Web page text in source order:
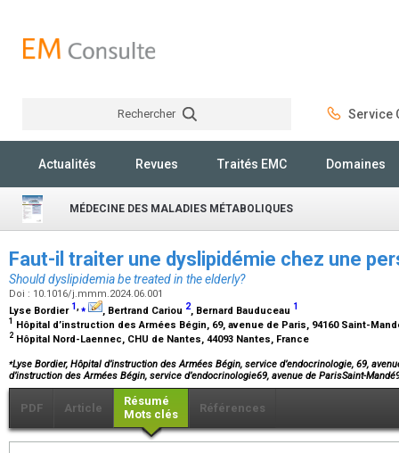
Rechercher Service
Actualités Revues Traités EMC Domaines
MÉDECINE DES MALADIES MÉTABOLIQUES
Faut-il traiter une dyslipidémie chez une
Should dyslipidemia be treated in the elderly?
Doi : 10.1016/j.mmm.2024.06.001
Lyse Bordier 1,⁎ , Bertrand Cariou 2, Bernard Bauduceau 1
1 Hôpital d’instruction des Armées Bégin, 69, avenue de Paris, 94160 Saint-
2 Hôpital Nord-Laennec, CHU de Nantes, 44093 Nantes, France
⁎Lyse Bordier, Hôpital d’instruction des Armées Bégin, service d’endocrinologie, 69,
d’instruction des Armées Bégin, service d’endocrinologie69, avenue de ParisSaint-
PDF Article
Résumé
Mots clés
Références